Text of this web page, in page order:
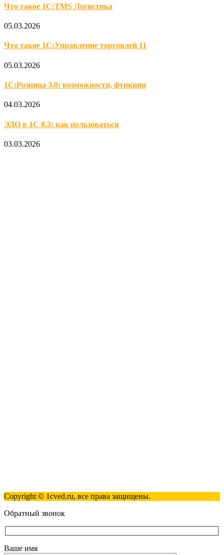
Что такое 1С:TMS Логистика
05.03.2026
Что такое 1С:Управление торговлей 11
05.03.2026
1С:Розница 3.0: возможности, функции
04.03.2026
ЭДО в 1С 8.3: как пользоваться
03.03.2026
Copyright © 1cved.ru, все права защищены.
Обратный звонок
Ваше имя